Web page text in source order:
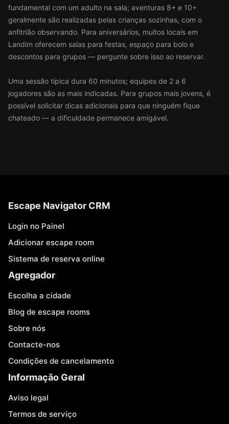
fundamental com um adulto na sala; aventuras 8+ e 10+
geralmente são realizadas pelas crianças sozinhas, com o
anfitrião observando. Para aniversários, muitos locais em
Landim oferecem salas para festas, espaço para bolo e
descontos para grupos — pergunte sobre isso ao reservar.
Uma sessão típica dura 60 minutos; equipes de 2 a 6
jogadores são as mais indicadas. Para grupos mais jovens, é
possível solicitar dicas adicionais para que ninguém fique
chateado — a dificuldade permanece amigável.
Escape Navigator CRM
Login no Painel
Adicionar escape room
Sistema de reserva online
Agregador
Escolha a cidade
Blog de escape rooms
Sobre nós
Contacte-nos
Condições de cancelamento
Informação Geral
Aviso legal
Termos de serviço